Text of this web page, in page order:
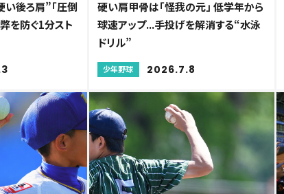
後ろ肩”「圧倒
を防ぐ1分スト
硬い肩甲骨は「怪我の元」 低学年から
球速アップ...手投げを解消する“水泳
ドリル”
少年野球 2026.7.8